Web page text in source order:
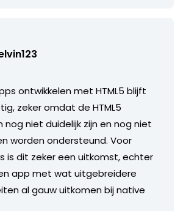
ontwikkelen met HTML5 blijft
zeker omdat de HTML5
niet duidelijk zijn en nog niet
worden ondersteund. Voor
is dit zeker een uitkomst, echter
app met wat uitgebreidere
al gauw uitkomen bij native